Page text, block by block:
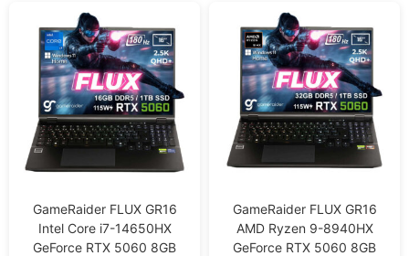
GameRaider FLUX GR16
Intel Core i7-14650HX
GeForce RTX 5060 8GB
GameRaider FLUX GR16
AMD Ryzen 9-8940HX
GeForce RTX 5060 8GB